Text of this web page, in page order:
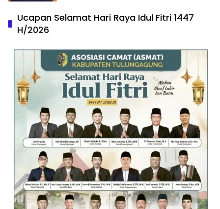
Ucapan Selamat Hari Raya Idul Fitri 1447
H/2026